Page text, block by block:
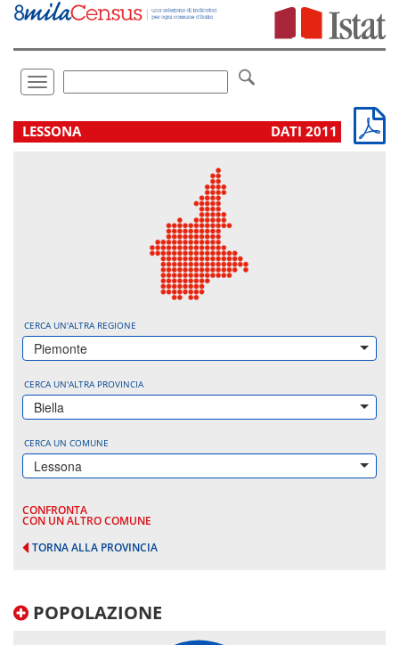
Vai
direttamente
Toggle
navigation
LESSONA DATI 2011
CERCA UN'ALTRA REGIONE
Piemonte
CERCA UN'ALTRA PROVINCIA
Biella
CERCA UN COMUNE
Lessona
CONFRONTA
CON UN ALTRO COMUNE
TORNA ALLA PROVINCIA
POPOLAZIONE